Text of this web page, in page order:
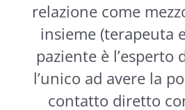
relazione come
insieme (terapeuta
paziente è l’esperto
l’unico ad avere la
contatto diretto